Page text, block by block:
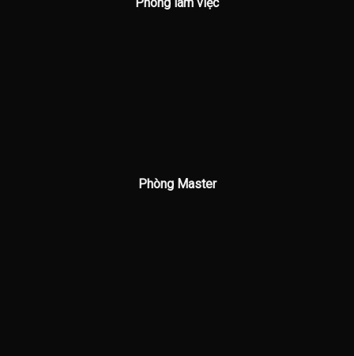
Phòng Master